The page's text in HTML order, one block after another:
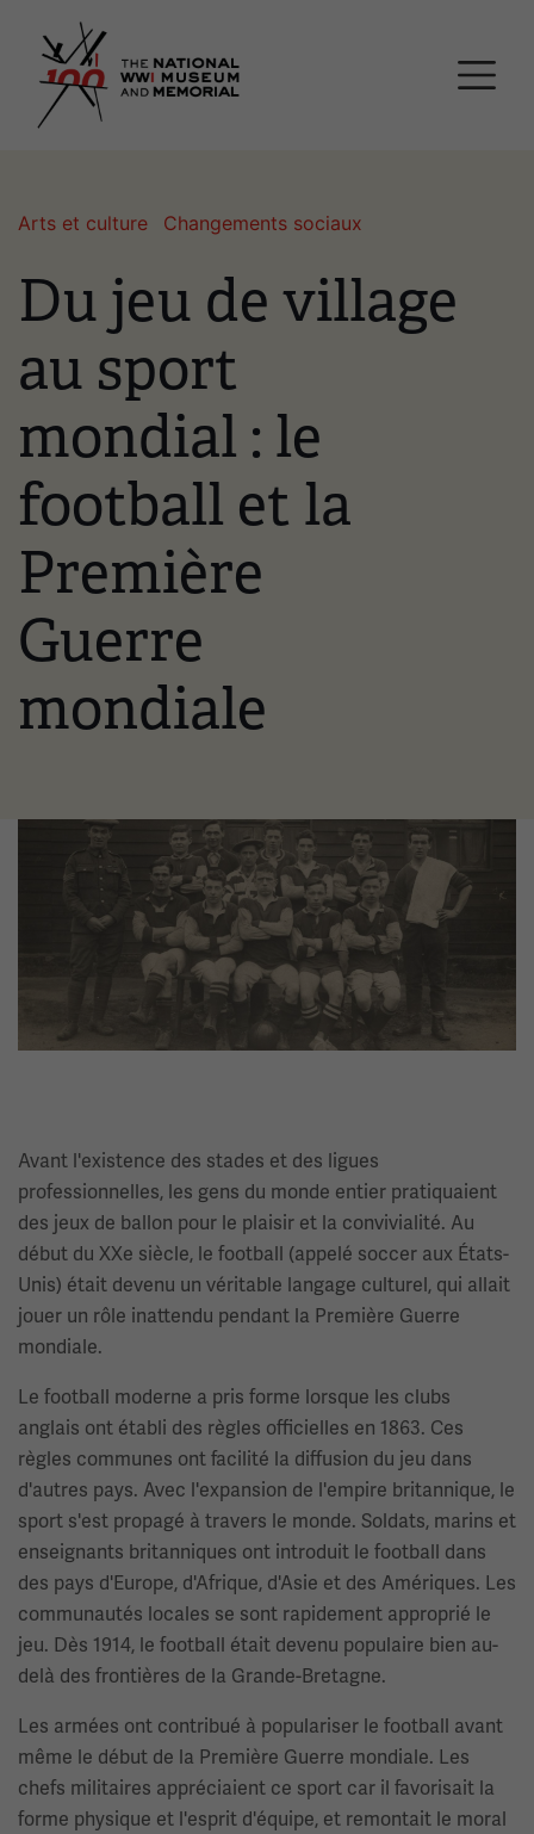
Arts et culture Changements sociaux
Du jeu de village
au sport
mondial : le
football et la
Première
Guerre
mondiale
Image(s)
Avant l'existence des stades et des ligues
professionnelles, les gens du monde entier pratiquaient
des jeux de ballon pour le plaisir et la convivialité. Au
début du XXe siècle, le football (appelé soccer aux États-
Unis) était devenu un véritable langage culturel, qui allait
jouer un rôle inattendu pendant la Première Guerre
mondiale.
Le football moderne a pris forme lorsque les clubs
anglais ont établi des règles officielles en 1863. Ces
règles communes ont facilité la diffusion du jeu dans
d'autres pays. Avec l'expansion de l'empire britannique, le
sport s'est propagé à travers le monde. Soldats, marins et
enseignants britanniques ont introduit le football dans
des pays d'Europe, d'Afrique, d'Asie et des Amériques. Les
communautés locales se sont rapidement approprié le
jeu. Dès 1914, le football était devenu populaire bien au-
delà des frontières de la Grande-Bretagne.
Les armées ont contribué à populariser le football avant
même le début de la Première Guerre mondiale. Les
chefs militaires appréciaient ce sport car il favorisait la
forme physique et l'esprit d'équipe, et remontait le moral